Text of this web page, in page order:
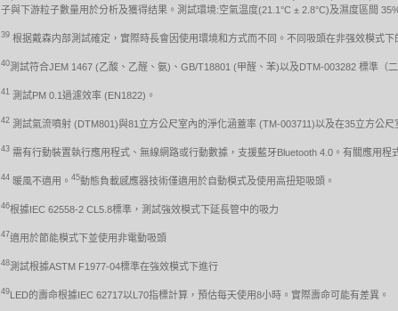
子與下游粒子數量用於分析及獲得结果。測試環境:空氣温度(21.1°C ± 2.8°C)及濕度區間
39 根据戴森内部測試確定，實際時長會因使用環境和方式而不同。不同吸頭在非强效模式
40測試符合JEM 1467 (乙酸、乙醛、氨)、GB/T18801 (甲醛、苯)以及DTM-003282 標準（
41 測試PM 0.1過濾效率 (EN1822)。
42 測試氣流噴射 (DTM801)與81立方公尺室內的淨化涵蓋率 (TM-003711)以及在35立方公
43 需有行動裝置執行應用程式、無線網路或行動數據，支援藍牙Bluetooth 4.0。有關應用
44 暖風不適用。 45動態負載感應器技術僅適用於自動模式及使用高扭矩吸頭。
46根據IEC 62558-2 CL5.8標準，測試強效模式下延長管中的吸力
47適用於節能模式下並使用非電動吸頭
48測試根據ASTM F1977-04標準在強效模式下進行
49LED的壽命根據IEC 62717以L70指標計算，預估每天使用8小時。實際壽命可能有差異。